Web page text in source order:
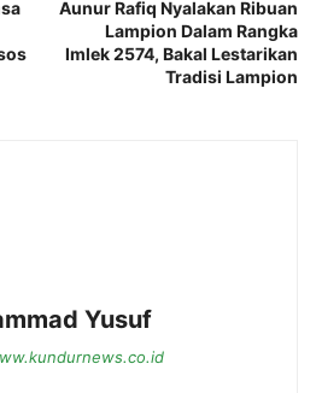
Aunur Rafiq Nyalakan Ribuan
Lampion Dalam Rangka
Imlek 2574, Bakal Lestarikan
Tradisi Lampion
Yusuf